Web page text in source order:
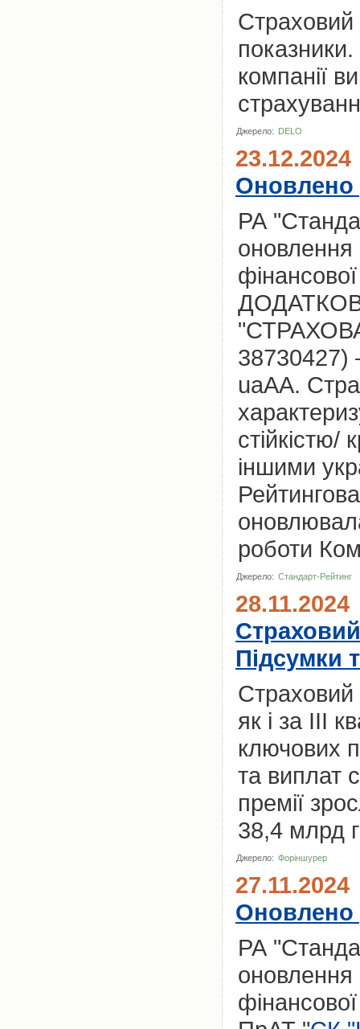
Страховий
компанії
Джерело: DELO
23.12.2024
РА
оновлення
38730427)
uaAA.
стійкістю/
іншими
роботи
Джерело: Стандарт-Рейтинг
28.11.2024
Підсумки
Страховий
як і за ІІІ
ключових
та виплат
премії
38,4 млрд
Джерело: Форіншурер
27.11.2024
Оновлено
РА
оновлення